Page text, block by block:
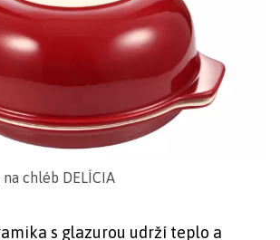
chléb DELÍCIA
s glazurou udrží teplo a